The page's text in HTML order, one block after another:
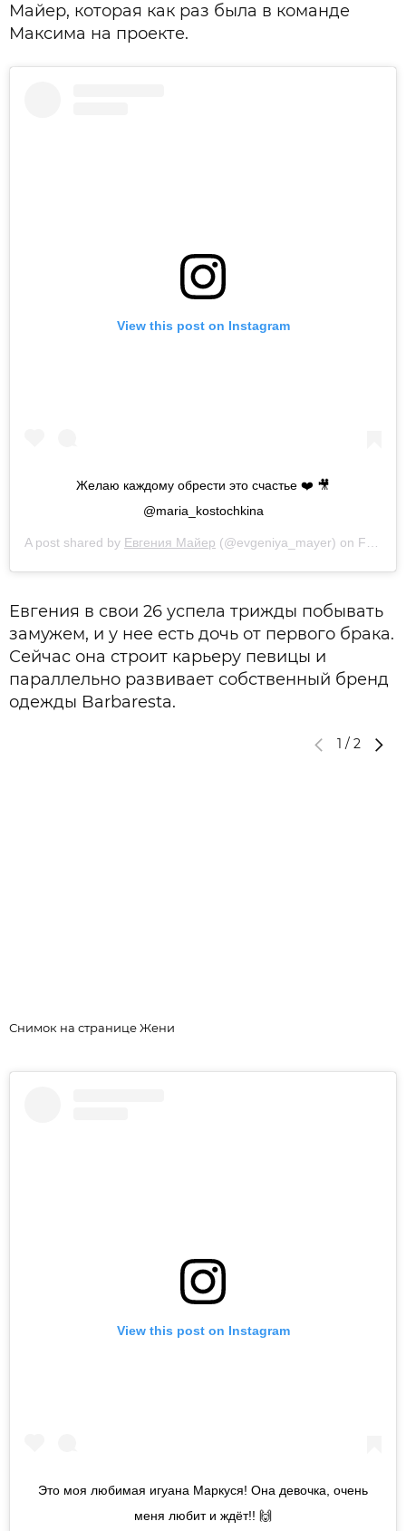
Майер, которая как раз была в команде
Максима на проекте.
View this post on Instagram
Желаю каждому обрести это счастье ❤️ 🎥
@maria_kostochkina
A post shared by Евгения Майер (@evgeniya_mayer) on Feb 18, 2020 at 8:43am PST
Евгения в свои 26 успела трижды побывать
замужем, и у нее есть дочь от первого брака.
Сейчас она строит карьеру певицы и
параллельно развивает собственный бренд
одежды Barbaresta.
1 / 2
Снимок на странице Жени
View this post on Instagram
Это моя любимая игуана Маркуся! Она девочка, очень
меня любит и ждёт!! 🙌